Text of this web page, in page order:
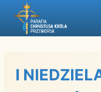
Przejdź
I